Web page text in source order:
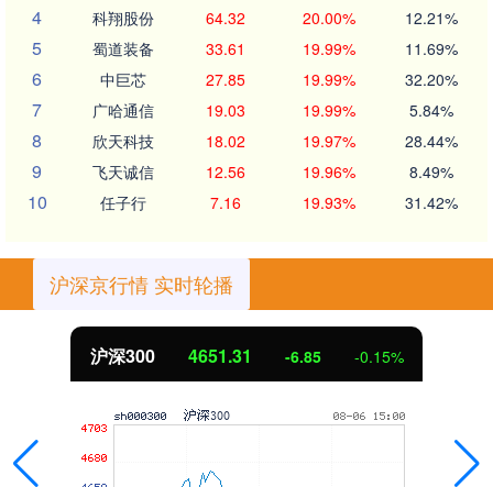
4 科翔股份 64.32 20.00% 12.21%
5 蜀道装备 33.61 19.99% 11.69%
6 中巨芯 27.85 19.99% 32.20%
7 广哈通信 19.03 19.99% 5.84%
8 欣天科技 18.02 19.97% 28.44%
9 飞天诚信 12.56 19.96% 8.49%
10 任子行 7.16 19.93% 31.42%
沪深京行情 实时轮播
北证50 1122.88 3.42 0.30%